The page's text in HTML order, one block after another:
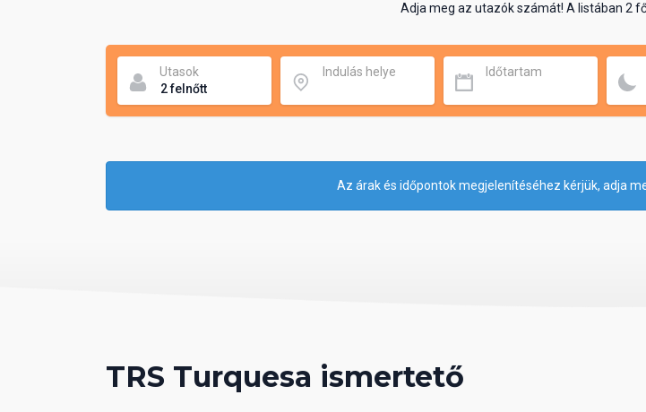
Adja meg az utazók számát! A listában 2
Utasok Indulás helye Időtartam
Az árak és időpontok megjelenítéséhez kérjük, adja
TRS Turquesa ismertető